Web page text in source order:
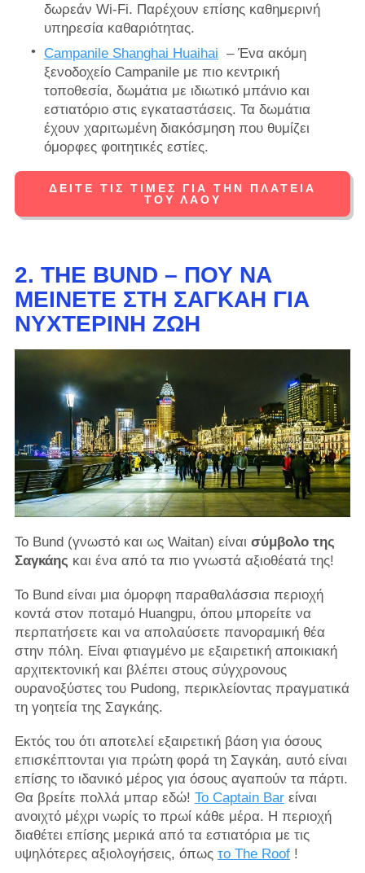
δωρεάν Wi-Fi. Παρέχουν επίσης καθημερινή
υπηρεσία καθαριότητας.
Campanile Shanghai Huaihai – Ένα ακόμη
ξενοδοχείο Campanile με πιο κεντρική
τοποθεσία, δωμάτια με ιδιωτικό μπάνιο και
εστιατόριο στις εγκαταστάσεις. Τα δωμάτια
έχουν χαριτωμένη διακόσμηση που θυμίζει
όμορφες φοιτητικές εστίες.
ΔΕΊΤΕ ΤΙΣ ΤΙΜΈΣ ΓΙΑ ΤΗΝ ΠΛΑΤΕΊΑ
ΤΟΥ ΛΑΟΎ
2. THE BUND – ΠΟΎ ΝΑ
ΜΕΊΝΕΤΕ ΣΤΗ ΣΑΓΚΆΗ ΓΙΑ
ΝΥΧΤΕΡΙΝΉ ΖΩΉ
Το Bund (γνωστό και ως Waitan) είναι σύμβολο της
Σαγκάης και ένα από τα πιο γνωστά αξιοθέατά της!
Το Bund είναι μια όμορφη παραθαλάσσια περιοχή
κοντά στον ποταμό Huangpu, όπου μπορείτε να
περπατήσετε και να απολαύσετε πανοραμική θέα
στην πόλη. Είναι φτιαγμένο με εξαιρετική αποικιακή
αρχιτεκτονική και βλέπει στους σύγχρονους
ουρανοξύστες του Pudong, περικλείοντας πραγματικά
τη γοητεία της Σαγκάης.
Εκτός του ότι αποτελεί εξαιρετική βάση για όσους
επισκέπτονται για πρώτη φορά τη Σαγκάη, αυτό είναι
επίσης το ιδανικό μέρος για όσους αγαπούν τα πάρτι.
Θα βρείτε πολλά μπαρ εδώ! Το Captain Barείναι
ανοιχτό μέχρι νωρίς το πρωί κάθε μέρα. Η περιοχή
διαθέτει επίσης μερικά από τα εστιατόρια με τις
υψηλότερες αξιολογήσεις, όπως το The Roof!